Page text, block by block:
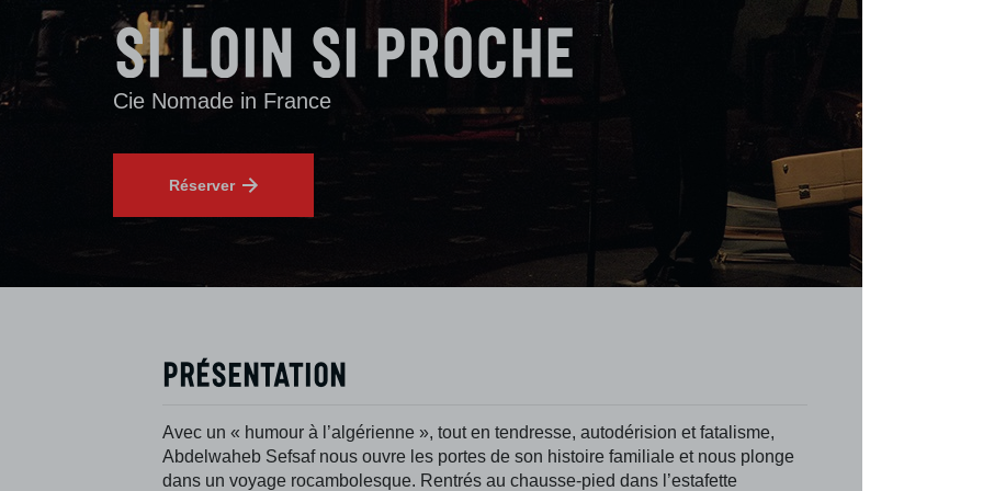
Si loin Si proche
Cie Nomade in France
Réserver
Présentation
Avec un « humour à l’algérienne », tout en tendresse, autodérision et fatalisme,
Abdelwaheb Sefsaf nous ouvre les portes de son histoire familiale et nous plonge
dans un voyage rocambolesque. Rentrés au chausse-pied dans l’estafette